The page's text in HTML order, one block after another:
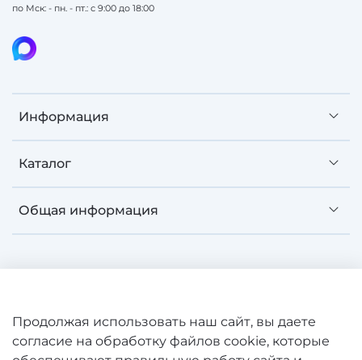
Информация
Каталог
Общая информация
по Мск: - пн. - пт.: с 9:00 до 18:00
©SAWO 2008-2026 Зарегистрированная торговая
марка. Все права защищены. Сайт не является
публичной офертой.
Продолжая использовать наш сайт, вы даете
согласие на обработку файлов cookie, которые